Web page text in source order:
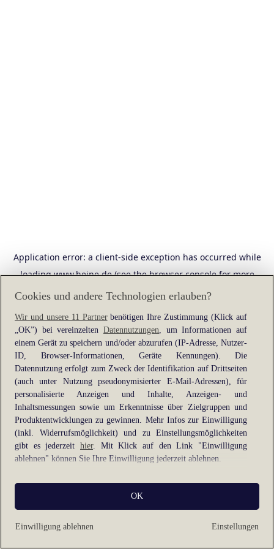
Application error: a client-side exception has occurred while
loadingwww.heine.de(see the browser consolefor more
information).
Cookies und andere Technologien erlauben?
Wir und unsere 11 Partnerbenötigen Ihre Zustimmung (Klick auf
„OK”) bei vereinzelten Datennutzungen, um Informationen auf
einem Gerät zu speichern und/oder abzurufen (IP-Adresse, Nutzer-
ID, Browser-Informationen, Geräte Kennungen). Die
Datennutzung erfolgt zum Zweck der Identifikation auf Drittseiten
(auch unter Nutzung pseudonymisierter E-Mail-Adressen), für
personalisierte Anzeigen und Inhalte, Anzeigen- und
Inhaltsmessungen sowie um Erkenntnisse über Zielgruppen und
Produktentwicklungen zu gewinnen. Mehr Infos zur Einwilligung
(inkl. Widerrufsmöglichkeit) und zu Einstellungsmöglichkeiten
gibt es jederzeit hier. Mit Klick auf den Link "Einwilligung
ablehnen" können Sie Ihre Einwilligung jederzeit ablehnen.
Sie können Ihre Einwilligung auch jederzeit grundlos mit Wirkung
für die Zukunft widerrufen, indem Sie z. B. auf den Button
"Cookie-Einstellungen" im Footer der Website und "Alle
ablehnen" klicken.
Einstellungen
Einwilligung ablehnen
OK